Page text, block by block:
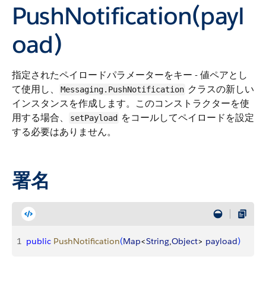
PushNotification(payl
oad)
指定されたペイロードパラメーターをキー - 値ペアとし
て使用し、
Messaging.PushNotification クラスの新しい
インスタンスを作成します。このコンストラクターを使
用する場合、
setPayload
をコールしてペイロードを設定
する必要はありません。
署名
1 public PushNotification(Map<String,Object> payload)